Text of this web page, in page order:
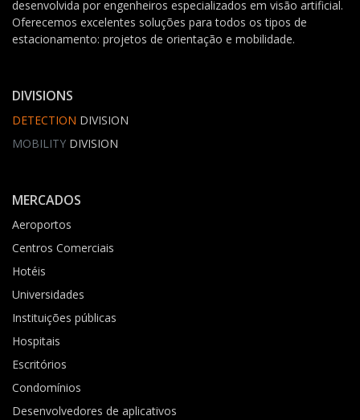
desenvolvida por engenheiros especializados em visão artificial.
Oferecemos excelentes soluções para todos os tipos de
estacionamento: projetos de orientação e mobilidade.
DIVISIONS
DETECTION DIVISION
MOBILITY DIVISION
MERCADOS
Aeroportos
Centros Comerciais
Hotéis
Universidades
Instituições públicas
Hospitais
Escritórios
Condomínios
Desenvolvedores de aplicativos